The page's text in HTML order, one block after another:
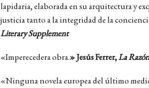
lapidaria, elaborada en su arquitectura y
justicia tanto a la integridad de la
Literary Supplement
«Imperecedera obra.» Jesús Ferrer,La Razón
«Ninguna novela europea del último